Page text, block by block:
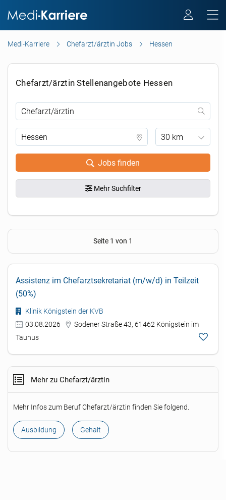
Medi-Karriere Chefarzt/ärztin Jobs Hessen
Chefarzt/ärztin Stellenangebote Hessen
30 km
Jobs finden
Mehr Suchfilter
Seite 1 von 1
Assistenz im Chefarztsekretariat (m/w/d) in Teilzeit
(50%)
Klinik Königstein der KVB
03.08.2026
Sodener Straße 43, 61462 Königstein im
Taunus
Mehr zu Chefarzt/ärztin
Mehr Infos zum Beruf Chefarzt/ärztin finden Sie folgend.
Ausbildung Gehalt